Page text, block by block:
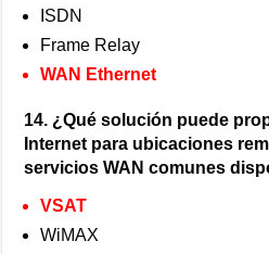
ISDN
Frame Relay
WAN Ethernet
14. ¿Qué solución puede
Internet para ubicaciones
servicios WAN comunes
VSAT
WiMAX